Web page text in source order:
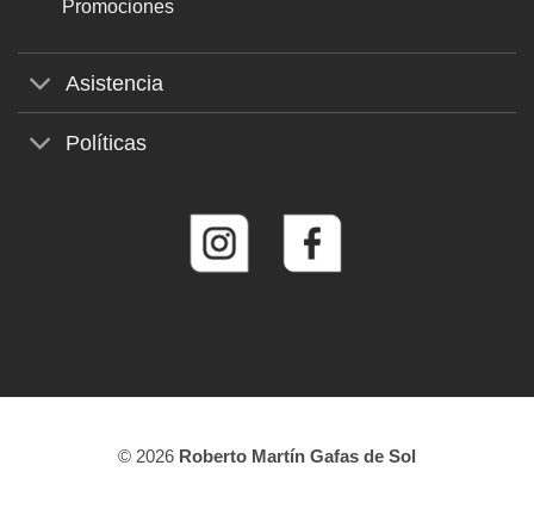
Promociones
Asistencia
Políticas
© 2026 Roberto Martín Gafas de Sol